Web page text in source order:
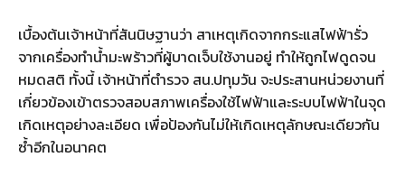
เบื้องต้นเจ้าหน้าที่สันนิษฐานว่า สาเหตุเกิดจากกระแสไฟฟ้ารั่ว
จากเครื่องทำน้ำมะพร้าวที่ผู้บาดเจ็บใช้งานอยู่ ทำให้ถูกไฟดูดจน
หมดสติ ทั้งนี้ เจ้าหน้าที่ตำรวจ สน.ปทุมวัน จะประสานหน่วยงานที่
เกี่ยวข้องเข้าตรวจสอบสภาพเครื่องใช้ไฟฟ้าและระบบไฟฟ้าในจุด
เกิดเหตุอย่างละเอียด เพื่อป้องกันไม่ให้เกิดเหตุลักษณะเดียวกัน
ซ้ำอีกในอนาคต